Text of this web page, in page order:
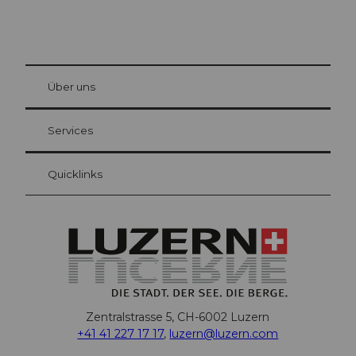
Gästekarte Luzern
Ihre Vorteile als Übernachtungsgast
at Bre
Über uns
Services
Quicklinks
Zentralstrasse 5, CH-6002 Luzern
+41 41 227 17 17, luzern@luzern.com